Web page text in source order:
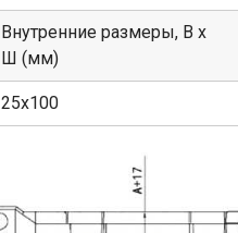
Внутренние размеры, В х
Ш (мм)
25х100